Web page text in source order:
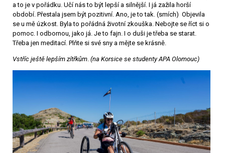
a to je v pořádku. Učí nás to být lepší a silnější. I já zažila horší
období. Přestala jsem být pozitivní. Ano, je to tak. (smích) Objevila
se u mě úzkost. Byla to pořádná životní zkouška. Nebojte se říct si o
pomoc. I odbornou, jako já. Je to fajn. I o duši je třeba se starat.
Třeba jen meditací. Plňte si své sny a mějte se krásně.
Vstříc ještě lepším zítřkům (na Korsice se studenty APA Olomouc)